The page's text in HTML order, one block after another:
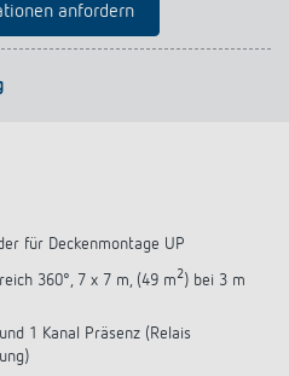
anfordern
für Deckenmontage UP
360°, 7 x 7 m, (49 m2) bei 3 m
1 Kanal Präsenz (Relais